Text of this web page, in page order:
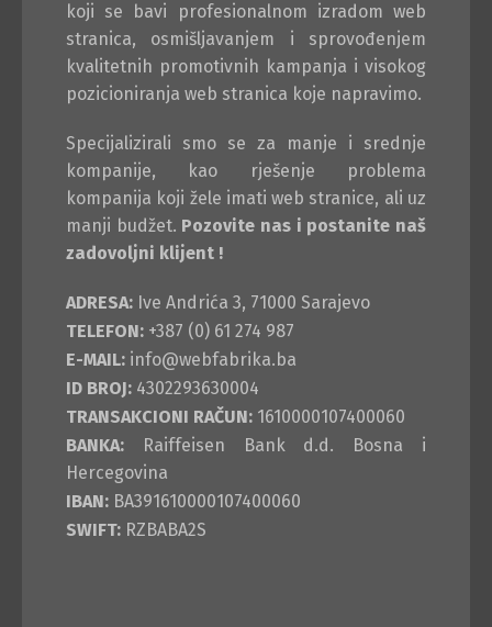
koji se bavi profesionalnom izradom web
stranica, osmišljavanjem i sprovođenjem
kvalitetnih promotivnih kampanja i visokog
pozicioniranja web stranica koje napravimo.
Specijalizirali smo se za manje i srednje
kompanije, kao rješenje problema
kompanija koji žele imati web stranice, ali uz
manji budžet. Pozovite nas i postanite naš
zadovoljni klijent !
ADRESA: Ive Andrića 3, 71000 Sarajevo
TELEFON: +387 (0) 61 274 987
E-MAIL: info@webfabrika.ba
ID BROJ: 4302293630004
TRANSAKCIONI RAČUN: 1610000107400060
BANKA: Raiffeisen Bank d.d. Bosna i
Hercegovina
IBAN: BA391610000107400060
SWIFT: RZBABA2S